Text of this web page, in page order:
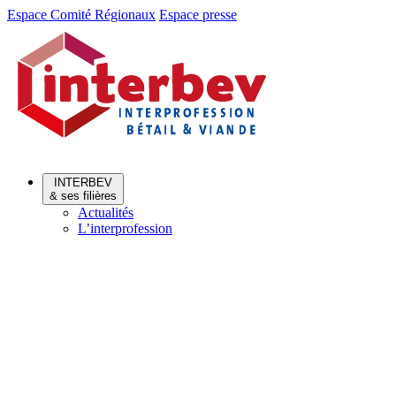
Aller
Aller
contenu
Espace Comité Régionaux Espace presse
INTERBEV
& ses filières
Actualités
L’interprofession